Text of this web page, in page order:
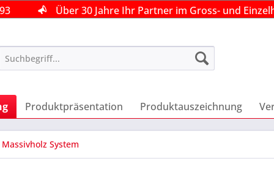
Über 30 Jahre Ihr Partner im Gross- und
Über 30 Jahre Ihr Partner im Gross- und
Produktpräsentation Produktauszeichnung
System
Über 30 Jahre Ihr Partner im Gross- und